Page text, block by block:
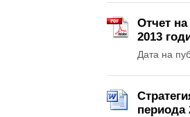
Отчет
2013
Дата на
периода